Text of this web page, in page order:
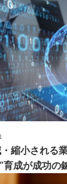
縮小される
育成が成功の